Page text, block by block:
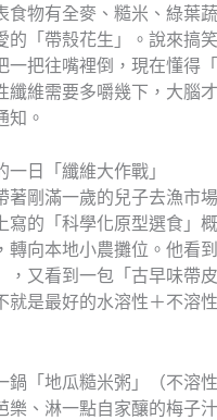
食物有全麥、糙米、綠葉
的「帶殼花生」。說來搞
一把往嘴裡倒，現在懂得
纖維需要多嚼幾下，大腦
知。
日「纖維大作戰」
著剛滿一歲的兒子去漁市
寫的「科學化原型選食」
轉向本地小農攤位。他看
，又看到一包「古早味帶
就是最好的水溶性＋不溶
鍋「地瓜糙米粥」（不溶
樂、淋一點自家釀的梅子